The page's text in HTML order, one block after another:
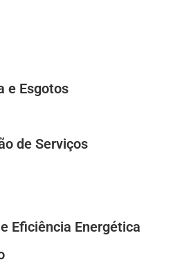
e Esgotos
de Serviços
Eficiência Energética